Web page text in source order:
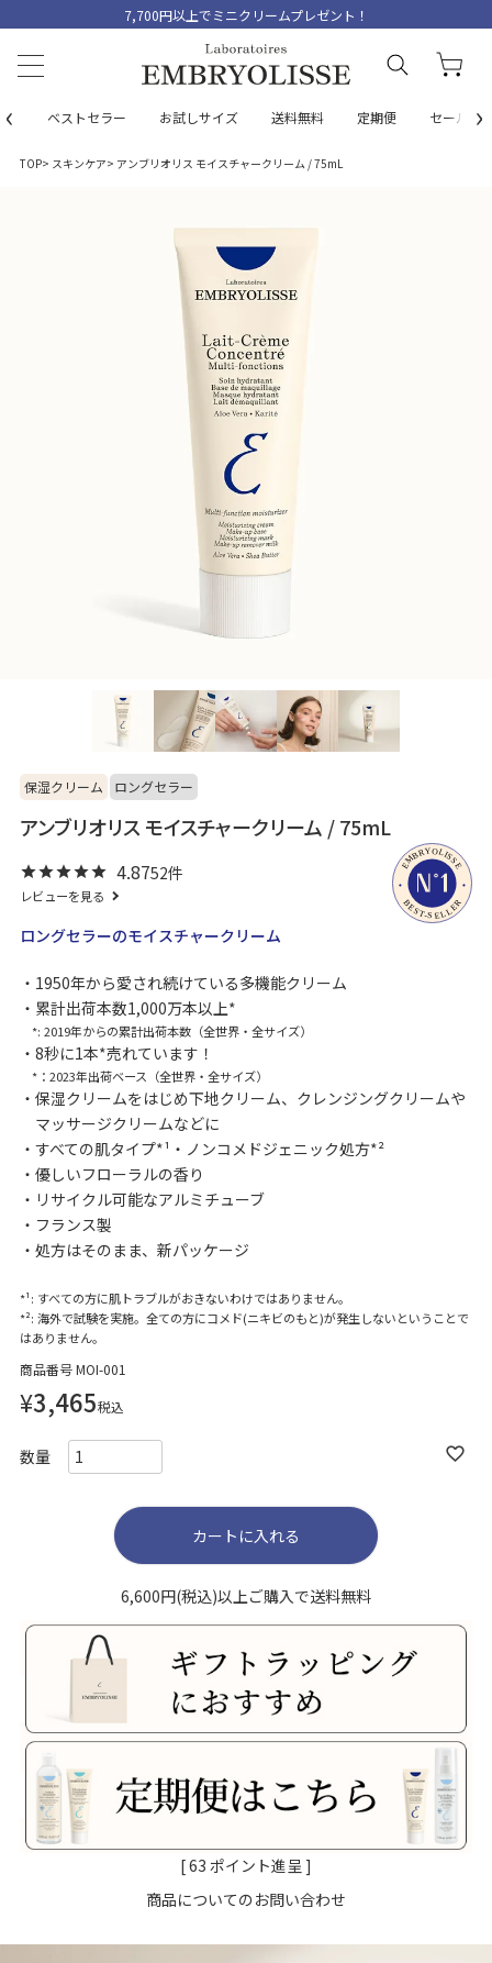
7,700円以上でミニクリームプレゼント！
‹ ベストセラー お試しサイズ 送料無料 定期便 セール ›
TOP スキンケア アンブリオリス モイスチャークリーム / 75mL
保湿クリーム ロングセラー
アンブリオリス モイスチャークリーム / 75mL
レビューを見る
4.8752
ロングセラーのモイスチャークリーム
1950年から愛され続けている多機能クリーム
累計出荷本数1,000万本以上*
*: 2019年からの累計出荷本数（全世界・全サイズ）
8秒に1本*売れています！
*：2023年出荷ベース（全世界・全サイズ）
保湿クリームをはじめ下地クリーム、クレンジングクリームや
マッサージクリームなどに
すべての肌タイプ*¹・ノンコメドジェニック処方*²
優しいフローラルの香り
リサイクル可能なアルミチューブ
フランス製
処方はそのまま、新パッケージ
*¹: すべての方に肌トラブルがおきないわけではありません。
*²: 海外で試験を実施。全ての方にコメド(ニキビのもと)が発生しないということで
はありません。
商品番号MOI-001
¥3,465税込
カートに入れる
6,600円(税込)以上ご購入で送料無料
[63 ポイント進呈 ]
商品についてのお問い合わせ